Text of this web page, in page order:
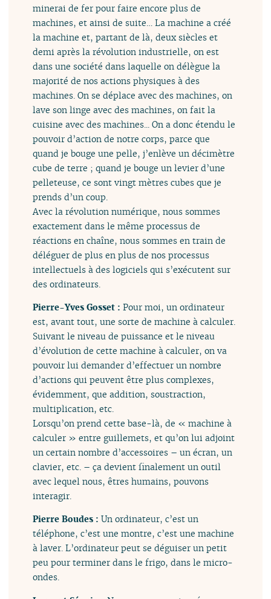
minerai de fer pour faire encore plus de
machines, et ainsi de suite… La machine a créé
la machine et, partant de là, deux siècles et
demi après la révolution industrielle, on est
dans une société dans laquelle on délègue la
majorité de nos actions physiques à des
machines. On se déplace avec des machines, on
lave son linge avec des machines, on fait la
cuisine avec des machines... On a donc étendu le
pouvoir d’action de notre corps, parce que
quand je bouge une pelle, j’enlève un décimètre
cube de terre ; quand je bouge un levier d’une
pelleteuse, ce sont vingt mètres cubes que je
prends d’un coup.
Avec la révolution numérique, nous sommes
exactement dans le même processus de
réactions en chaîne, nous sommes en train de
déléguer de plus en plus de nos processus
intellectuels à des logiciels qui s’exécutent sur
des ordinateurs.
Pierre-Yves Gosset :Pour moi, un ordinateur
est, avant tout, une sorte de machine à calculer.
Suivant le niveau de puissance et le niveau
d’évolution de cette machine à calculer, on va
pouvoir lui demander d’effectuer un nombre
d’actions qui peuvent être plus complexes,
évidemment, que addition, soustraction,
multiplication, etc.
Lorsqu’on prend cette base-là, de « machine à
calculer » entre guillemets, et qu’on lui adjoint
un certain nombre d’accessoires – un écran, un
clavier, etc. – ça devient finalement un outil
avec lequel nous, êtres humains, pouvons
interagir.
Pierre Boudes :Un ordinateur, c’est un
téléphone, c’est une montre, c’est une machine
à laver. L’ordinateur peut se déguiser un petit
peu pour terminer dans le frigo, dans le micro-
ondes.